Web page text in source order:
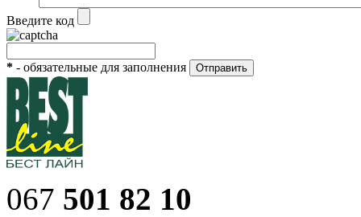
Введите код
* - обязательные для заполнения
067 501 82 10